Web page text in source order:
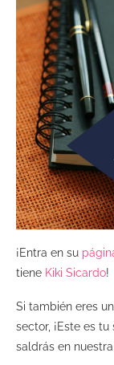
¡Entra en su
tiene Kiki Sicardo!
Si también eres
sector, ¡Este es
saldrás en